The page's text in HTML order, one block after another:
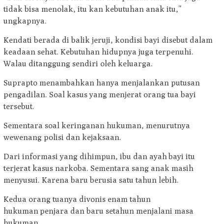
tidak bisa menolak, itu kan kebutuhan anak itu,”
ungkapnya.
Kendati berada di balik jeruji, kondisi bayi disebut dalam
keadaan sehat. Kebutuhan hidupnya juga terpenuhi.
Walau ditanggung sendiri oleh keluarga.
Suprapto menambahkan hanya menjalankan putusan
pengadilan. Soal kasus yang menjerat orang tua bayi
tersebut.
Sementara soal keringanan hukuman, menurutnya
wewenang polisi dan kejaksaan.
Dari informasi yang dihimpun, ibu dan ayah bayi itu
terjerat kasus narkoba. Sementara sang anak masih
menyusui. Karena baru berusia satu tahun lebih.
Kedua orang tuanya divonis enam tahun
hukuman penjara dan baru setahun menjalani masa